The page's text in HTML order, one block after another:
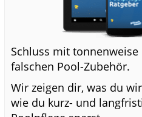
Schluss mit
falschen Pool-Zubehör.
Wir zeigen dir, was du
wie du kurz- und